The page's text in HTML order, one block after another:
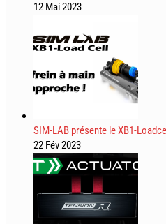
12 Mai 2023
SIM-LAB présente le XB1-
22 Fév 2023